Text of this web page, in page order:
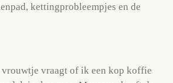
kettingprobleempjes en de
vrouwtje vraagt of ik een kop koffie